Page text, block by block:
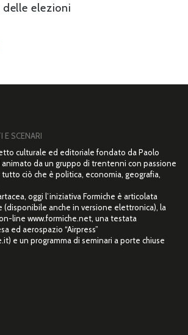
elezioni
E SCENARI
culturale ed editoriale fondato da Paolo
da un gruppo di trentenni con passione
ciò che è politica, economia, geografia,
oggi l’iniziativa Formiche è articolata
(disponibile anche in versione elettronica), la
line www.formiche.net, una testata
ed aerospazio “Airpress”
e un programma di seminari a porte chiuse